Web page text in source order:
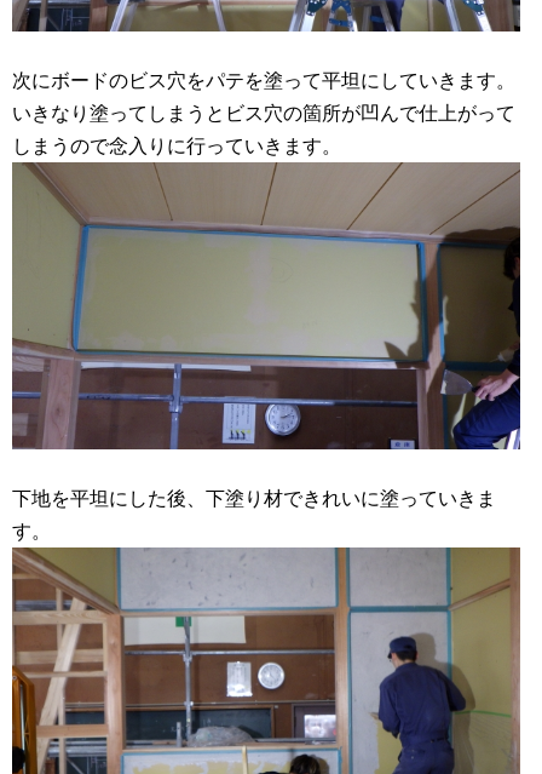
次にボードのビス穴をパテを塗って平坦にしていきます。
いきなり塗ってしまうとビス穴の箇所が凹んで仕上がって
しまうので念入りに行っていきます。
下地を平坦にした後、下塗り材できれいに塗っていきま
す。